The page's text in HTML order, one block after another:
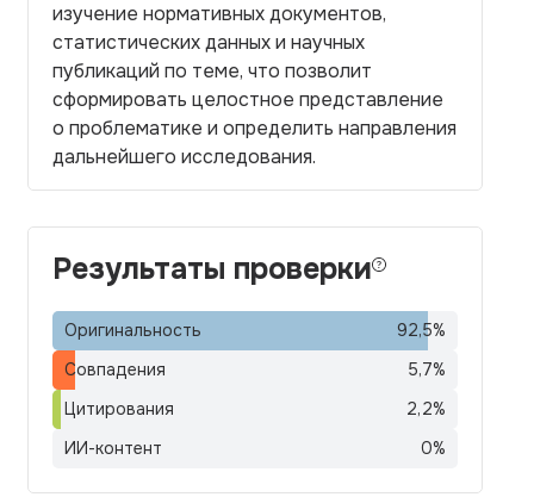
изучение нормативных документов,
статистических данных и научных
публикаций по теме, что позволит
сформировать целостное представление
о проблематике и определить направления
дальнейшего исследования.
Результаты проверки
Оригинальность 92,5%
Совпадения
5,7%
Цитирования
2,2%
ИИ-контент
0%